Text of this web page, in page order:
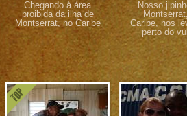
Chegando à área
proibida da ilha de
Montserrat, no Caribe
Nosso
Caribe, nos
perto do